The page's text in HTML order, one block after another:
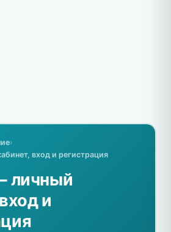
›
вход и регистрация
личный
и